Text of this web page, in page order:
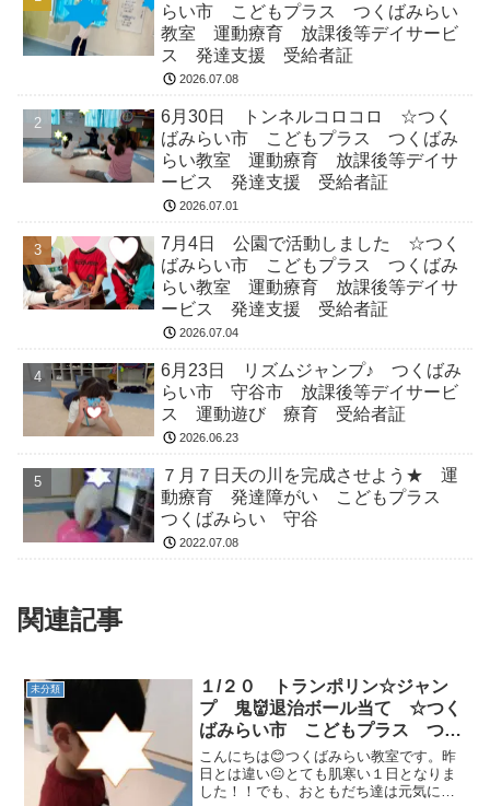
らい市 こどもプラス つくばみらい
教室 運動療育 放課後等デイサービ
ス 発達支援 受給者証
2026.07.08
6月30日 トンネルコロコロ ☆つく
ばみらい市 こどもプラス つくばみ
らい教室 運動療育 放課後等デイサ
ービス 発達支援 受給者証
2026.07.01
7月4日 公園で活動しました ☆つく
ばみらい市 こどもプラス つくばみ
らい教室 運動療育 放課後等デイサ
ービス 発達支援 受給者証
2026.07.04
6月23日 リズムジャンプ♪ つくばみ
らい市 守谷市 放課後等デイサービ
ス 運動遊び 療育 受給者証
2026.06.23
７月７日天の川を完成させよう★ 運
動療育 発達障がい こどもプラス
つくばみらい 守谷
2022.07.08
関連記事
未分類
１/２０ トランポリン☆ジャン
プ 鬼👹退治ボール当て ☆つく
ばみらい市 こどもプラス つく
ばみらい教室 運動療育 運動
遊び 放課後等デイサービス 発
達支援 受給者証 運動療育 運
こんにちは😊つくばみらい教室です。昨
日とは違い😐とても肌寒い１日となりま
した！！でも、おともだち達は元気に遊